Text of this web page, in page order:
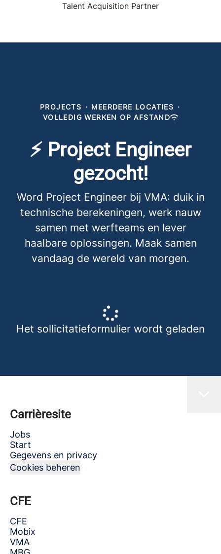
Talent Acquisition Partner
PROJECTS · MEERDERE LOCATIES ·
VOLLEDIG WERKEN OP AFSTAND
⚡ Project Engineer
gezocht!
Word Project Engineer bij VMA: duik in
technische berekeningen, werk nauw
samen met werfteams en lever
haalbare oplossingen. Maak samen
vandaag de wereld van morgen.
Het sollicitatieformulier wordt geladen
Carrièresite
Jobs
Start
Gegevens en privacy
Cookies beheren
CFE
CFE
Mobix
VMA